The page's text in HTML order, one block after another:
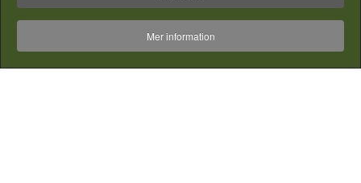
Mer information